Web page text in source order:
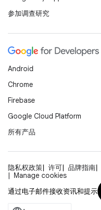
参加调查研究
Android
Chrome
Firebase
Google Cloud Platform
所有产品
隐私权政策 许可 品牌指南
Manage cookies
通过电子邮件接收资讯和提示